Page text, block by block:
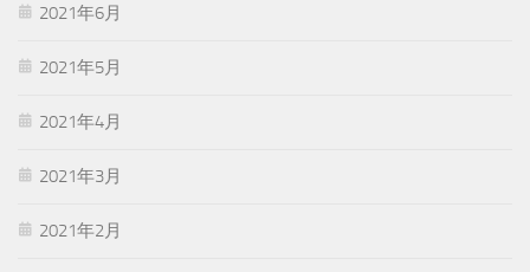
2021年6月
2021年5月
2021年4月
2021年3月
2021年2月